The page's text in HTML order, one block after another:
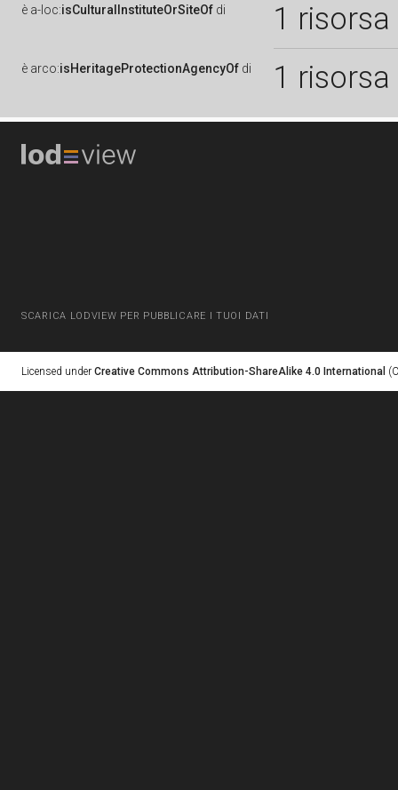
è a-loc:isCulturalInstituteOrSiteOf di 1 risorsa
è arco:isHeritageProtectionAgencyOf di 1 risorsa
SCARICA LODVIEW PER PUBBLICARE I TUOI DATI
Licensed under Creative Commons Attribution-ShareAlike 4.0 International